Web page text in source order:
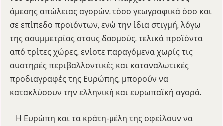
άμεσης απώλειας αγορών, τόσο γεωγραφικά όσο και
σε επίπεδο προϊόντων, ενώ την ίδια στιγμή, λόγω
της ασυμμετρίας στους δασμούς, τελικά προϊόντα
από τρίτες χώρες, ενίοτε παραγόμενα χωρίς τις
αυστηρές περιβαλλοντικές και καταναλωτικές
προδιαγραφές της Ευρώπης, μπορούν να
κατακλύσουν την ελληνική και ευρωπαϊκή αγορά.
Η Ευρώπη και τα κράτη-μέλη της οφείλουν να